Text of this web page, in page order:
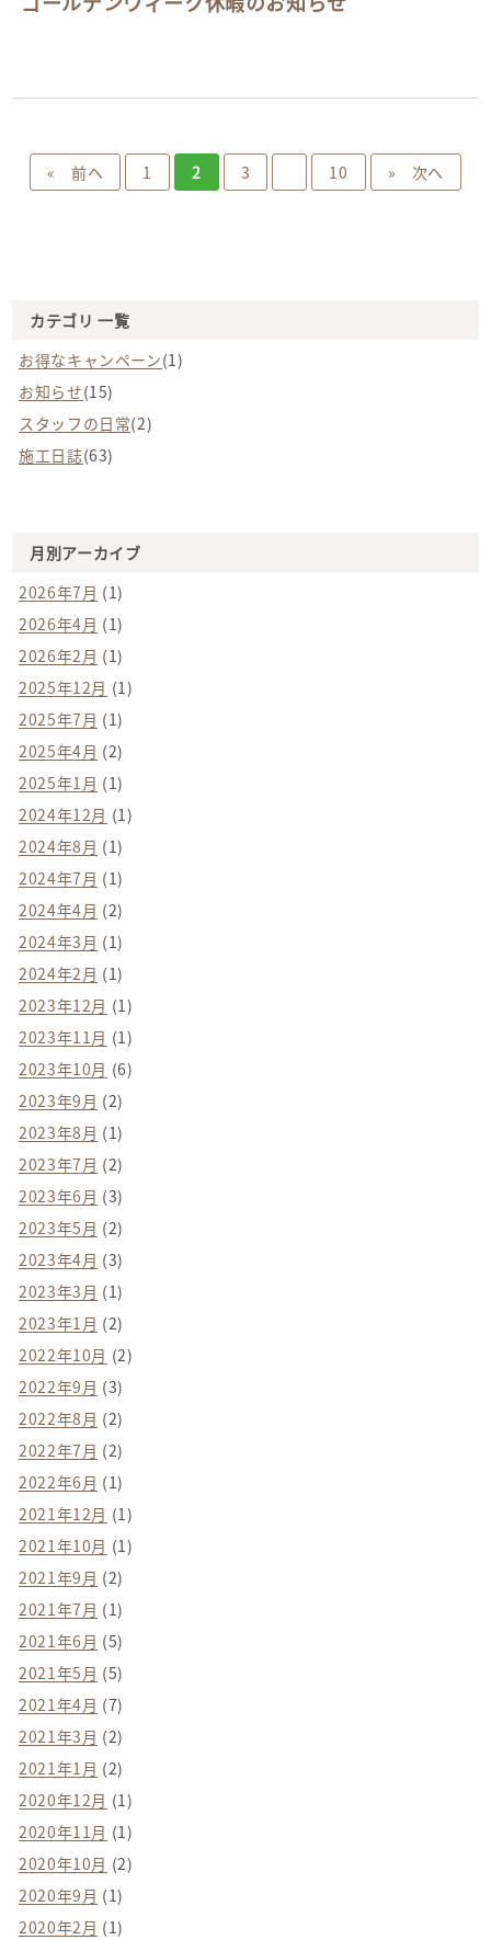
« 前へ 1 2 3 10 » 次へ
カテゴリ 一覧
お得なキャンペーン(1)
お知らせ(15)
スタッフの日常(2)
施工日誌(63)
月別アーカイブ
2026年7月 (1)
2026年4月 (1)
2026年2月 (1)
2025年12月 (1)
2025年7月 (1)
2025年4月 (2)
2025年1月 (1)
2024年12月 (1)
2024年8月 (1)
2024年7月 (1)
2024年4月 (2)
2024年3月 (1)
2024年2月 (1)
2023年12月 (1)
2023年11月 (1)
2023年10月 (6)
2023年9月 (2)
2023年8月 (1)
2023年7月 (2)
2023年6月 (3)
2023年5月 (2)
2023年4月 (3)
2023年3月 (1)
2023年1月 (2)
2022年10月 (2)
2022年9月 (3)
2022年8月 (2)
2022年7月 (2)
2022年6月 (1)
2021年12月 (1)
2021年10月 (1)
2021年9月 (2)
2021年7月 (1)
2021年6月 (5)
2021年5月 (5)
2021年4月 (7)
2021年3月 (2)
2021年1月 (2)
2020年12月 (1)
2020年11月 (1)
2020年10月 (2)
2020年9月 (1)
2020年2月 (1)